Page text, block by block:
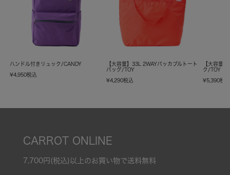
ハンドル付きリュック/CANDY
¥4,950税込
【大容量】33L 2WAYパッカブルトート
バッグ/TOY
¥4,290税込
【大容量
ク/TOY
¥5,390税込
CARROT ONLINE
7,700円(税込)以上のお買い物で送料無料